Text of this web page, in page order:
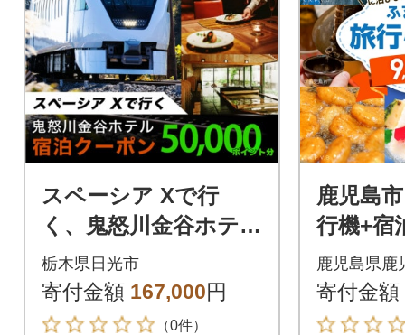
スペーシア Xで行
く、鬼怒川金谷ホテル
宿泊クーポン 50,000
ポイント分
栃木県日光市
寄付金額 167,000円
（0件）
鹿児島
行機+宿
税旅行
0円分】
9
鹿児島県鹿
寄付金額